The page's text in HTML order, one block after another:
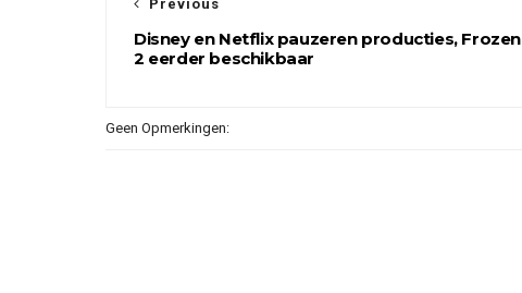
Previous
Disney en Netflix pauzeren producties, Frozen
2 eerder beschikbaar
Geen Opmerkingen: